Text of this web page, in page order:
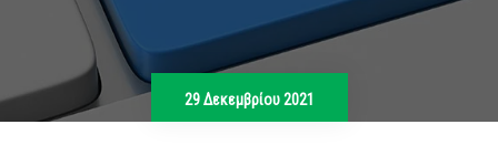
29 Δεκεμβρίου 2021